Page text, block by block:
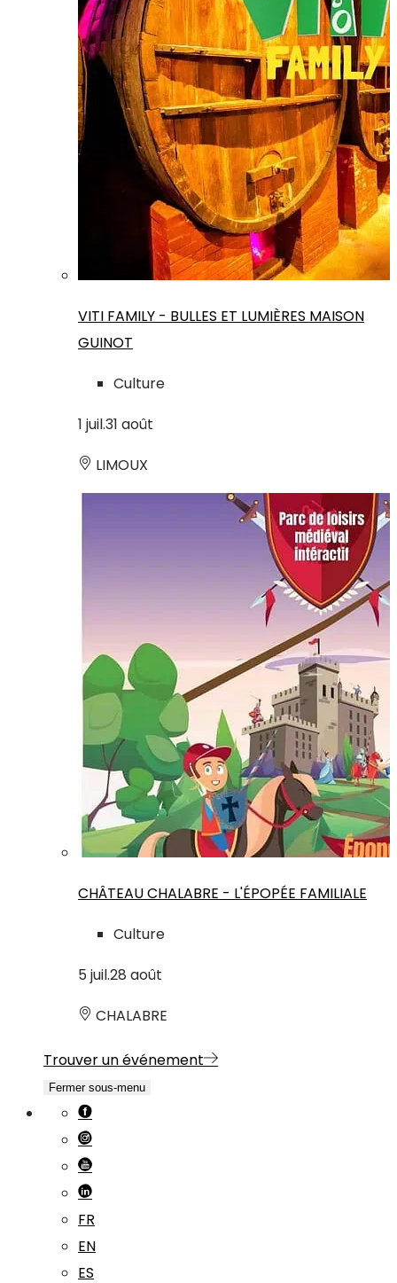
VITI FAMILY - BULLES ET LUMIÈRES MAISON
GUINOT
Culture
1 juil.31 août
LIMOUX
CHÂTEAU CHALABRE - L'ÉPOPÉE FAMILIALE
Culture
5 juil.28 août
CHALABRE
Trouver un événement
Fermer sous-menu
FR
EN
ES